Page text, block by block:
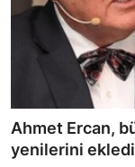
Ahmet Ercan,
yenilerini